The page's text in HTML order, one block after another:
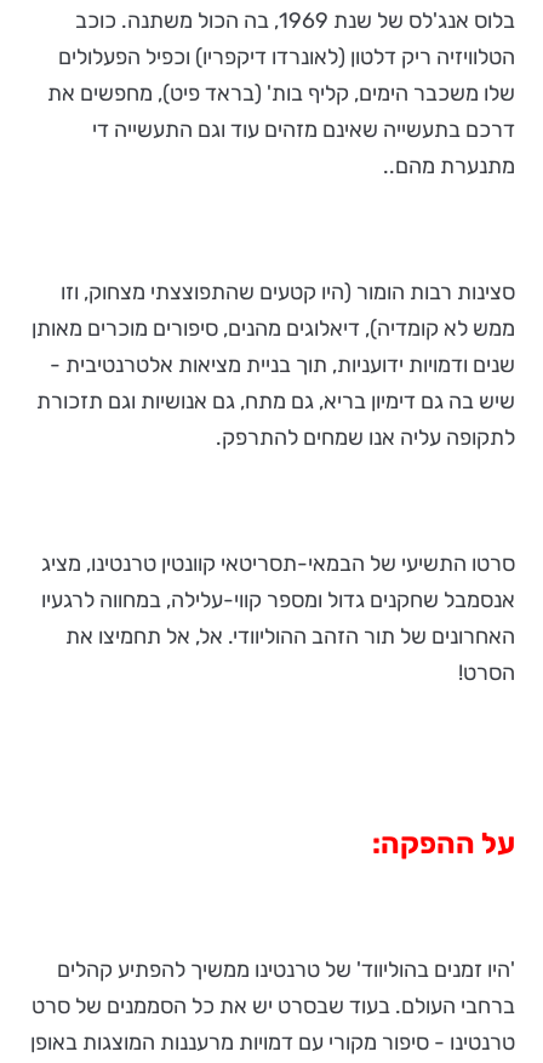
בלוס אנג'לס של שנת 1969, בה הכול משתנה. כוכב
הטלוויזיה ריק דלטון (לאונרדו דיקפריו) וכפיל הפעלולים
שלו משכבר הימים, קליף בות' (בראד פיט), מחפשים את
דרכם בתעשייה שאינם מזהים עוד וגם התעשייה די
מתנערת מהם..
סצינות רבות הומור (היו קטעים שהתפוצצתי מצחוק, וזו
ממש לא קומדיה), דיאלוגים מהנים, סיפורים מוכרים מאותן
שנים ודמויות ידועניות, תוך בניית מציאות אלטרנטיבית -
שיש בה גם דימיון בריא, גם מתח, גם אנושיות וגם תזכורת
לתקופה עליה אנו שמחים להתרפק.
סרטו התשיעי של הבמאי-תסריטאי קוונטין טרנטינו, מציג
אנסמבל שחקנים גדול ומספר קווי-עלילה, במחווה לרגעיו
האחרונים של תור הזהב ההוליוודי. אל, אל תחמיצו את
הסרט!
על ההפקה:
'היו זמנים בהוליווד' של טרנטינו ממשיך להפתיע קהלים
ברחבי העולם. בעוד שבסרט יש את כל הסממנים של סרט
טרנטינו - סיפור מקורי עם דמויות מרעננות המוצגות באופן